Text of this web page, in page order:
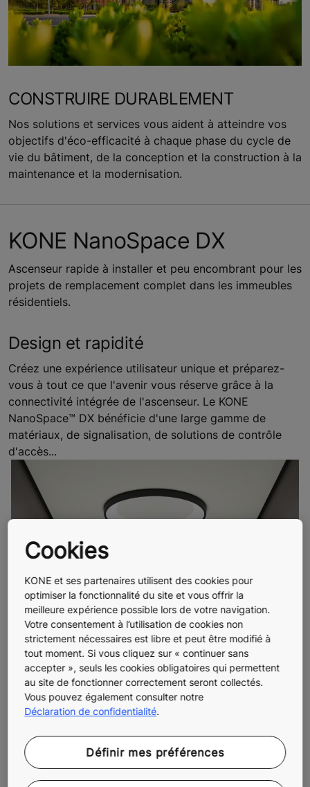
CONSTRUIRE DURABLEMENT
Nos solutions et services vous aident à atteindre vos
objectifs d'éco-efficacité à chaque phase du cycle de
vie du bâtiment, de la conception et la construction à la
maintenance et la modernisation.
KONE NanoSpace DX
Ascenseur rapide à installer et peu encombrant pour les
projets de remplacement complet dans les immeubles
résidentiels.
Design et rapidité
Créez une expérience utilisateur unique et préparez-
vous à tout ce que l'avenir vous réserve grâce à la
connectivité intégrée de l'ascenseur. Le KONE
NanoSpace™ DX bénéficie d'une large gamme de
matériaux, de signalisation, de solutions de contrôle
d'accès...
Cookies
KONE et ses partenaires utilisent des cookies pour
optimiser la fonctionnalité du site et vous offrir la
meilleure expérience possible lors de votre navigation.
Votre consentement à l’utilisation de cookies non
strictement nécessaires est libre et peut être modifié à
tout moment. Si vous cliquez sur « continuer sans
accepter », seuls les cookies obligatoires qui permettent
au site de fonctionner correctement seront collectés.
Vous pouvez également consulter notre
Déclaration de confidentialité.
Définir mes préférences